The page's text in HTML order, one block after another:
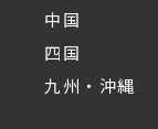
中国
四国
九州・沖縄